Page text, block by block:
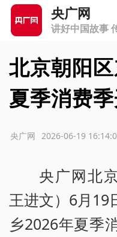
央广网
讲好中国故事
北京朝阳
夏季消费
2026-06-19
央广网
央广网北
王进文）6月19
乡2026年夏季